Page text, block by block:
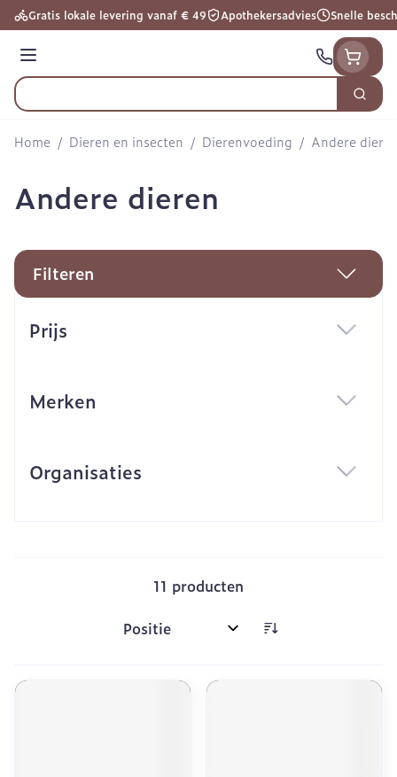
Ga naar de inhoud
Gratis lokale levering vanaf € 49 Apothekersadvies Snelle
Menu
Product, merk, categorie...
Zoek
Home / Dieren en insecten / Dierenvoeding / Andere
Andere dieren
Filteren
Prijs
Merken
Organisaties
11 producten
Sorteer op: